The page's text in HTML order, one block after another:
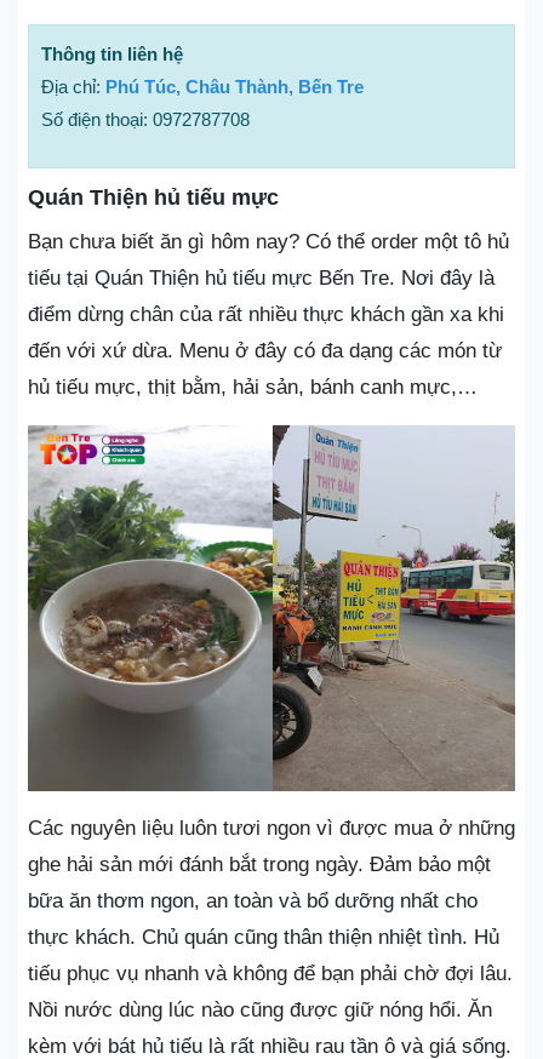
Thông tin liên hệ
Địa chỉ: Phú Túc, Châu Thành, Bến Tre
Số điện thoại: 0972787708
Quán Thiện hủ tiếu mực
Bạn chưa biết ăn gì hôm nay? Có thể order một tô hủ
tiếu tại Quán Thiện hủ tiếu mực Bến Tre. Nơi đây là
điểm dừng chân của rất nhiều thực khách gần xa khi
đến với xứ dừa. Menu ở đây có đa dạng các món từ
hủ tiếu mực, thịt bằm, hải sản, bánh canh mực,…
Các nguyên liệu luôn tươi ngon vì được mua ở những
ghe hải sản mới đánh bắt trong ngày. Đảm bảo một
bữa ăn thơm ngon, an toàn và bổ dưỡng nhất cho
thực khách. Chủ quán cũng thân thiện nhiệt tình. Hủ
tiếu phục vụ nhanh và không để bạn phải chờ đợi lâu.
Nồi nước dùng lúc nào cũng được giữ nóng hổi. Ăn
kèm với bát hủ tiếu là rất nhiều rau tần ô và giá sống.